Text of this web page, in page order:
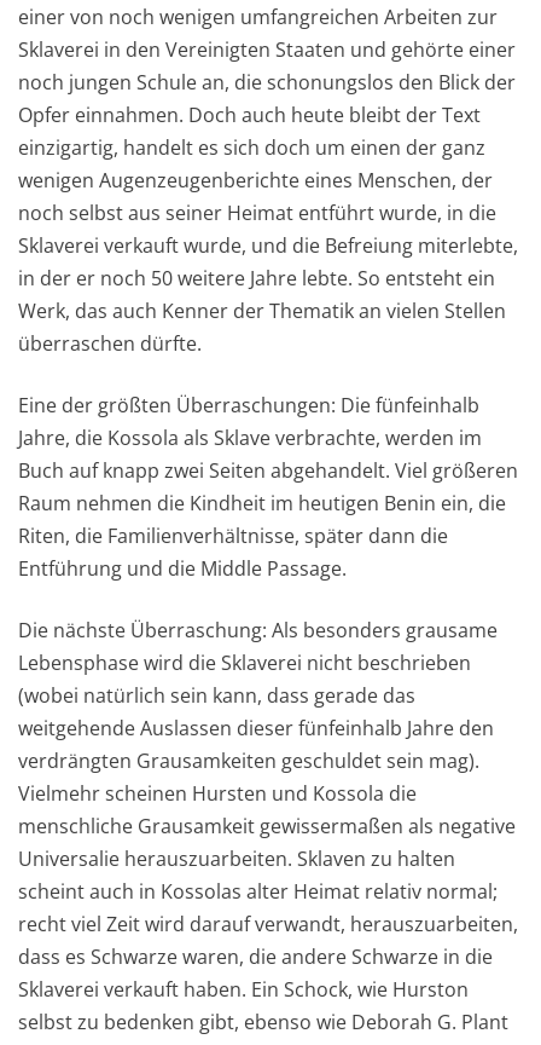
einer von noch wenigen umfangreichen Arbeiten zur
Sklaverei in den Vereinigten Staaten und gehörte einer
noch jungen Schule an, die schonungslos den Blick der
Opfer einnahmen. Doch auch heute bleibt der Text
einzigartig, handelt es sich doch um einen der ganz
wenigen Augenzeugenberichte eines Menschen, der
noch selbst aus seiner Heimat entführt wurde, in die
Sklaverei verkauft wurde, und die Befreiung miterlebte,
in der er noch 50 weitere Jahre lebte. So entsteht ein
Werk, das auch Kenner der Thematik an vielen Stellen
überraschen dürfte.
Eine der größten Überraschungen: Die fünfeinhalb
Jahre, die Kossola als Sklave verbrachte, werden im
Buch auf knapp zwei Seiten abgehandelt. Viel größeren
Raum nehmen die Kindheit im heutigen Benin ein, die
Riten, die Familienverhältnisse, später dann die
Entführung und die Middle Passage.
Die nächste Überraschung: Als besonders grausame
Lebensphase wird die Sklaverei nicht beschrieben
(wobei natürlich sein kann, dass gerade das
weitgehende Auslassen dieser fünfeinhalb Jahre den
verdrängten Grausamkeiten geschuldet sein mag).
Vielmehr scheinen Hursten und Kossola die
menschliche Grausamkeit gewissermaßen als negative
Universalie herauszuarbeiten. Sklaven zu halten
scheint auch in Kossolas alter Heimat relativ normal;
recht viel Zeit wird darauf verwandt, herauszuarbeiten,
dass es Schwarze waren, die andere Schwarze in die
Sklaverei verkauft haben. Ein Schock, wie Hurston
selbst zu bedenken gibt, ebenso wie Deborah G. Plant